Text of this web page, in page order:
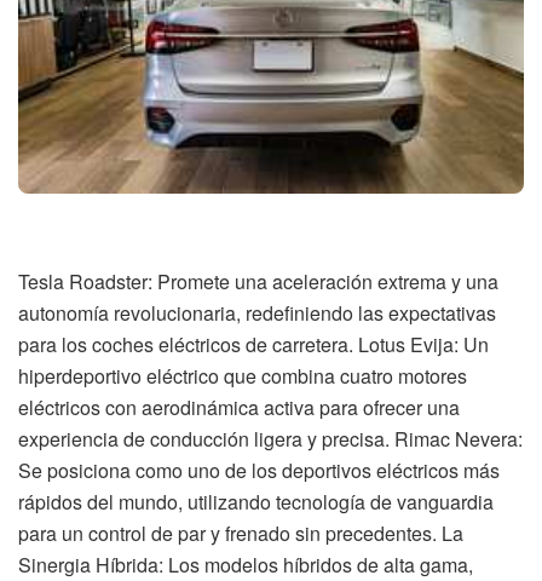
Tesla Roadster: Promete una aceleración extrema y una
autonomía revolucionaria, redefiniendo las expectativas
para los coches eléctricos de carretera. Lotus Evija: Un
hiperdeportivo eléctrico que combina cuatro motores
eléctricos con aerodinámica activa para ofrecer una
experiencia de conducción ligera y precisa. Rimac Nevera:
Se posiciona como uno de los deportivos eléctricos más
rápidos del mundo, utilizando tecnología de vanguardia
para un control de par y frenado sin precedentes. La
Sinergia Híbrida: Los modelos híbridos de alta gama,